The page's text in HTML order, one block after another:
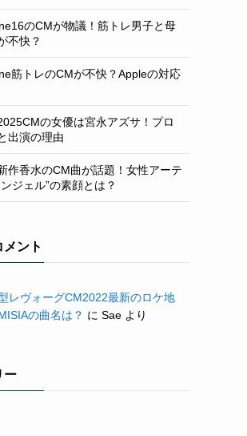
のCMが物議！筋トレ男子と母
不快？
筋トレのCMが不快？Appleの対応
の女優は宮永アズサ！プロ
出演の理由
作香水のCM曲が話題！女性アーテ
ジェル”の素顔とは？
ント
レヴォーグCM2022最新のロケ地
の曲名は？ に Sae より
ー